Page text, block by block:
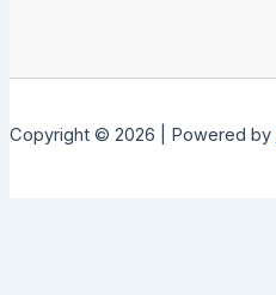
Copyright © 2026 | Powered by